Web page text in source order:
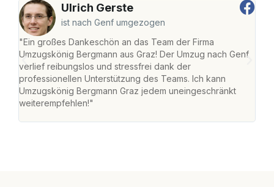
Ulrich Gerste
ist nach Genf umgezogen
"Ein großes Dankeschön an das Team der Firma
Umzugskönig Bergmann aus Graz! Der Umzug nach Genf
verlief reibungslos und stressfrei dank der
professionellen Unterstützung des Teams. Ich kann
Umzugskönig Bergmann Graz jedem uneingeschränkt
weiterempfehlen!"